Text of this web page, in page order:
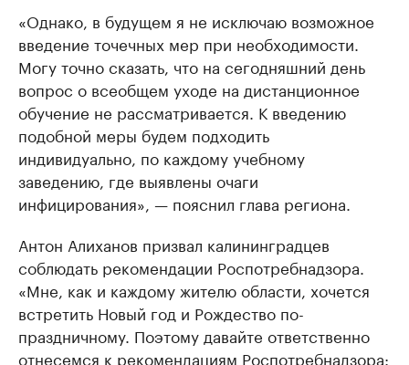
«Однако, в будущем я не исключаю возможное
введение точечных мер при необходимости.
Могу точно сказать, что на сегодняшний день
вопрос о всеобщем уходе на дистанционное
обучение не рассматривается. К введению
подобной меры будем подходить
индивидуально, по каждому учебному
заведению, где выявлены очаги
инфицирования», — пояснил глава региона.
Антон Алиханов призвал калининградцев
соблюдать рекомендации Роспотребнадзора.
«Мне, как и каждому жителю области, хочется
встретить Новый год и Рождество по-
праздничному. Поэтому давайте ответственно
отнесемся к рекомендациям Роспотребнадзора: